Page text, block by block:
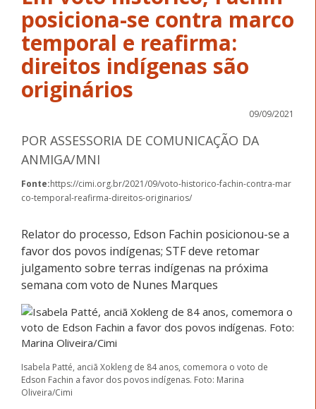
posiciona-se contra marco
temporal e reafirma:
direitos indígenas são
originários
09/09/2021
POR ASSESSORIA DE COMUNICAÇÃO DA
ANMIGA/MNI
Fonte:https://cimi.org.br/2021/09/voto-historico-fachin-contra-mar
co-temporal-reafirma-direitos-originarios/
Relator do processo, Edson Fachin posicionou-se a
favor dos povos indígenas; STF deve retomar
julgamento sobre terras indígenas na próxima
semana com voto de Nunes Marques
Isabela Patté, anciã Xokleng de 84 anos, comemora o voto de
Edson Fachin a favor dos povos indígenas. Foto: Marina
Oliveira/Cimi